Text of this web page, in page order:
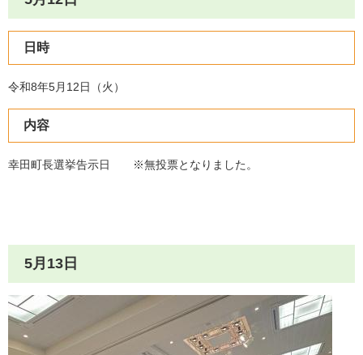
日時
令和8年5月12日（火）
内容
幸田町長選挙告示日 ※無投票となりました。
5月13日